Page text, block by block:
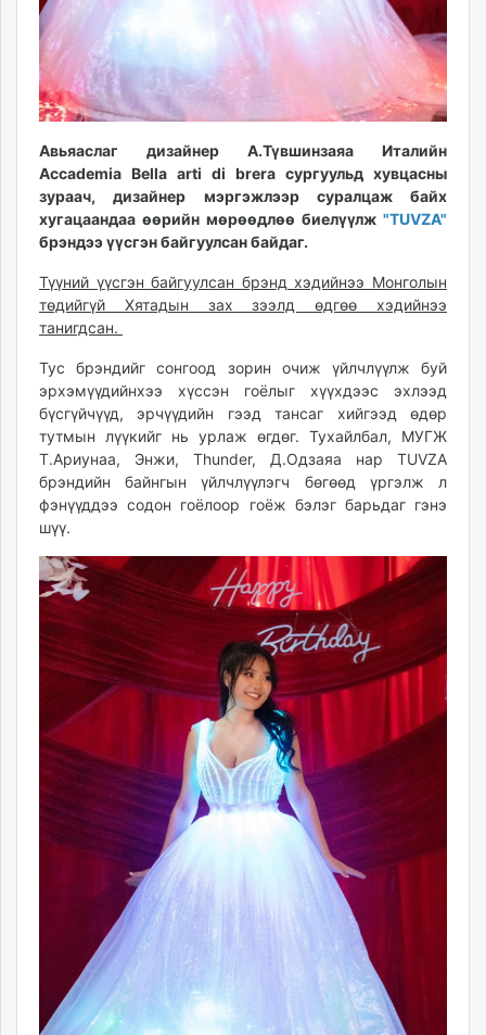
unuudur.mn
isee.mn
mglradio.com
fact.mn
itoim.mn
tumen.mn
shuum.mn
times.mn
tvmongolia.mn
unegui.mn
assa.mn
tac.mn
paparazzi.mn
unread.today
Авьяаслаг дизайнер А.Түвшинзаяа Италийн
Accademia Bella arti di brera сургуульд хувцасны
зураач, дизайнер мэргэжлээр суралцаж байх
хугацаандаа өөрийн мөрөөдлөө биелүүлж "TUVZA"
брэндээ үүсгэн байгуулсан байдаг.
Түүний үүсгэн байгуулсан брэнд хэдийнээ Монголын
төдийгүй Хятадын зах зээлд өдгөө хэдийнээ
танигдсан.
Тус брэндийг сонгоод зорин очиж үйлчлүүлж буй
эрхэмүүдийнхээ хүссэн гоёлыг хүүхдээс эхлээд
бүсгүйчүүд, эрчүүдийн гээд тансаг хийгээд өдөр
тутмын лүүкийг нь урлаж өгдөг. Тухайлбал, МУГЖ
Т.Ариунаа, Энжи, Thunder, Д.Одзаяа нар TUVZA
брэндийн байнгын үйлчлүүлэгч бөгөөд үргэлж л
фэнүүддээ содон гоёлоор гоёж бэлэг барьдаг гэнэ
шүү.